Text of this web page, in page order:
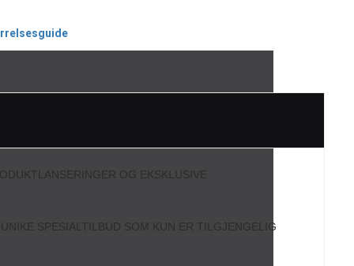
OG EKSKLUSIVE
SPESIALTILBUD SOM KUN ER TILGJENGELIG